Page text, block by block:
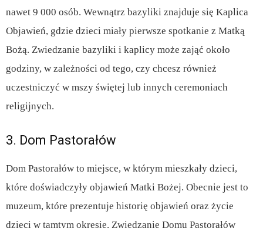
nawet 9 000 osób. Wewnątrz bazyliki znajduje się Kaplica
Objawień, gdzie dzieci miały pierwsze spotkanie z Matką
Bożą. Zwiedzanie bazyliki i kaplicy może zająć około
godziny, w zależności od tego, czy chcesz również
uczestniczyć w mszy świętej lub innych ceremoniach
religijnych.
3. Dom Pastorałów
Dom Pastorałów to miejsce, w którym mieszkały dzieci,
które doświadczyły objawień Matki Bożej. Obecnie jest to
muzeum, które prezentuje historię objawień oraz życie
dzieci w tamtym okresie. Zwiedzanie Domu Pastorałów